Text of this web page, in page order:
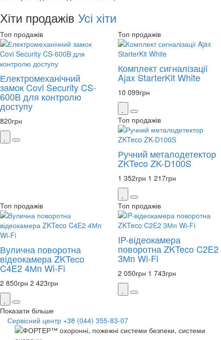
Хіти продажів Усі хіти
Топ продажів
Електромеханічний
замок Covi Security CS-
600B для контролю
доступу
820грн
Топ продажів
Комплект сигналізації
Ajax StarterKit White
10 099грн
Топ продажів
Ручний металодетектор
ZKTeco ZK-D100S
1 352грн 1 217грн
Топ продажів
Вулична поворотна
відеокамера ZKTeco
C4E2 4Мп Wi-Fi
2 850грн 2 423грн
Топ продажів
IP-відеокамера
поворотна ZKTeco C2E2
3Мп Wi-Fi
2 050грн 1 743грн
Показати більше
Сервісний центр +38 (044) 355-83-07